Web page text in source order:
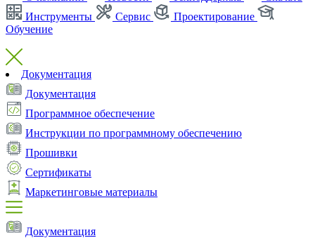
Инструменты
Сервис
Проектирование
Обучение
Документация
Документация
Программное обеспечение
Инструкции по программному обеспечению
Прошивки
Сертификаты
Маркетинговые материалы
Документация